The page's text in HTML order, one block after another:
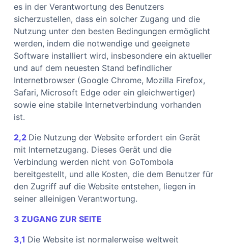
es in der Verantwortung des Benutzers
sicherzustellen, dass ein solcher Zugang und die
Nutzung unter den besten Bedingungen ermöglicht
werden, indem die notwendige und geeignete
Software installiert wird, insbesondere ein aktueller
und auf dem neuesten Stand befindlicher
Internetbrowser (Google Chrome, Mozilla Firefox,
Safari, Microsoft Edge oder ein gleichwertiger)
sowie eine stabile Internetverbindung vorhanden
ist.
2,2 Die Nutzung der Website erfordert ein Gerät
mit Internetzugang. Dieses Gerät und die
Verbindung werden nicht von GoTombola
bereitgestellt, und alle Kosten, die dem Benutzer für
den Zugriff auf die Website entstehen, liegen in
seiner alleinigen Verantwortung.
3 ZUGANG ZUR SEITE
3,1 Die Website ist normalerweise weltweit